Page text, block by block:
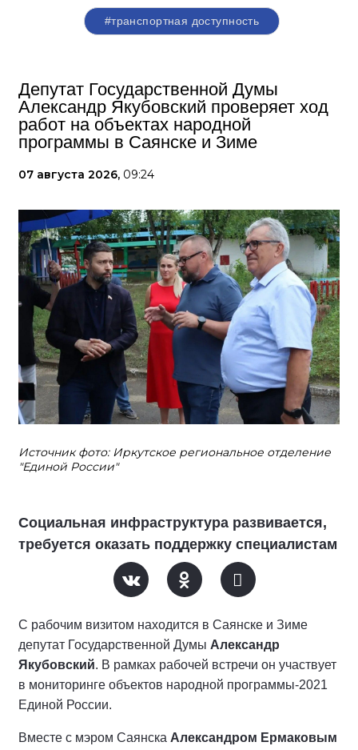
#транспортная доступность
Депутат Государственной Думы
Александр Якубовский проверяет ход
работ на объектах народной
программы в Саянске и Зиме
07 августа 2026, 09:24
Источник фото: Иркутское региональное отделение
"Единой России"
Социальная инфраструктура развивается,
требуется оказать поддержку специалистам
С рабочим визитом находится в Саянске и Зиме
депутат Государственной Думы Александр
Якубовский. В рамках рабочей встречи он участвует
в мониторинге объектов народной программы-2021
Единой России.
Вместе с мэром Саянска Александром Ермаковым